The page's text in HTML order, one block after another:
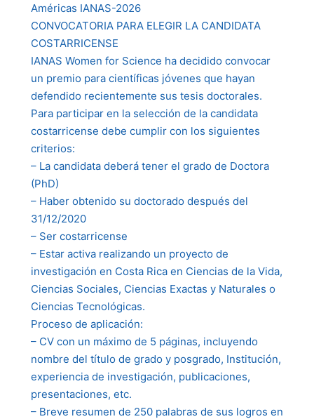
Américas IANAS-2026
CONVOCATORIA PARA ELEGIR LA CANDIDATA
COSTARRICENSE
IANAS Women for Science ha decidido convocar
un premio para científicas jóvenes que hayan
defendido recientemente sus tesis doctorales.
Para participar en la selección de la candidata
costarricense debe cumplir con los siguientes
criterios:
– La candidata deberá tener el grado de Doctora
(PhD)
– Haber obtenido su doctorado después del
31/12/2020
– Ser costarricense
– Estar activa realizando un proyecto de
investigación en Costa Rica en Ciencias de la Vida,
Ciencias Sociales, Ciencias Exactas y Naturales o
Ciencias Tecnológicas.
Proceso de aplicación:
– CV con un máximo de 5 páginas, incluyendo
nombre del título de grado y posgrado, Institución,
experiencia de investigación, publicaciones,
presentaciones, etc.
– Breve resumen de 250 palabras de sus logros en